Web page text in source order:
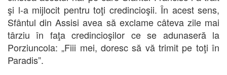
şi l-a mijlocit pentru toţi credincioşii. În acest sens,
Sfântul din Assisi avea să exclame câteva zile mai
târziu în faţa credincioşilor ce se adunaseră la
Porziuncola: „Fiii mei, doresc să vă trimit pe toţi în
Paradis”.